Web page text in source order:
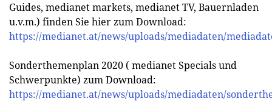
Guides, medianet markets, medianet TV, Bauernladen
u.v.m.) finden Sie hier zum Download:
https://medianet.at/news/uploads/mediadaten/
Sonderthemenplan 2020 ( medianet Specials und
Schwerpunkte) zum Download:
https://medianet.at/news/uploads/mediadaten/